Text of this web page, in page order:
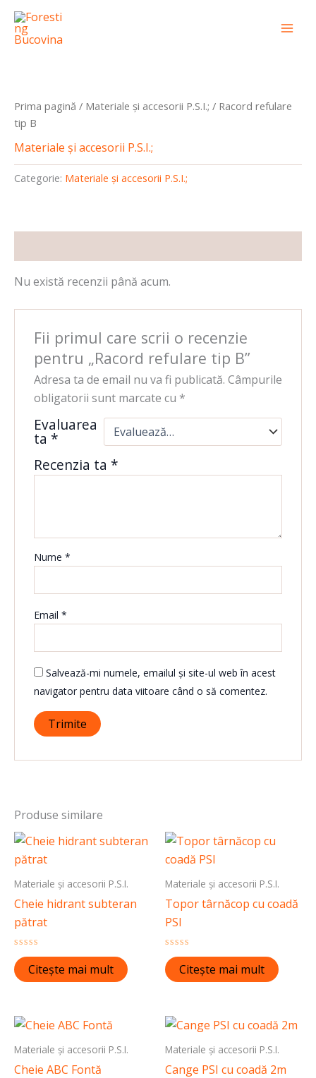
conținut
Skip
content
Prima pagină / Materiale și accesorii P.S.I.; / Racord refulare
tip B
Materiale și accesorii P.S.I.;
Categorie: Materiale și accesorii P.S.I.;
Nu există recenzii până acum.
Fii primul care scrii o recenzie
pentru „Racord refulare tip B”
Adresa ta de email nu va fi publicată. Câmpurile
obligatorii sunt marcate cu *
Evaluarea
ta *
Recenzia ta *
Nume *
Email *
Salvează-mi numele, emailul și site-ul web în acest
navigator pentru data viitoare când o să comentez.
Produse similare
Materiale și accesorii P.S.I.
Cheie hidrant subteran
pătrat
Evaluat
la
0
din
Citește mai mult
Materiale și accesorii P.S.I.
Topor târnăcop cu coadă
PSI
Evaluat
la
0
din
Citește mai mult
Materiale și accesorii P.S.I.
Cheie ABC Fontă
Materiale și accesorii P.S.I.
Cange PSI cu coadă 2m